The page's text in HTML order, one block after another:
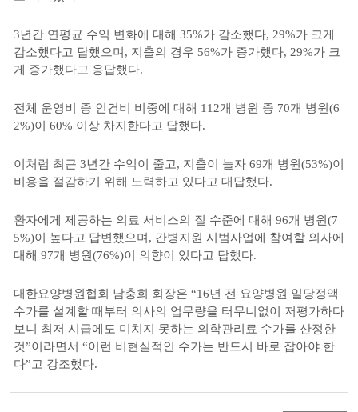
3년간 연평균 수익 변화에 대해 35%가 감소했다, 29%가 크게
감소했다고 답했으며, 지출의 경우 56%가 증가했다, 29%가 크
게 증가했다고 응답했다.
전체 운영비 중 인건비 비중에 대해 112개 병원 중 70개 병원(6
2%)이 60% 이상 차지한다고 답했다.
이처럼 최근 3년간 수익이 줄고, 지출이 늘자 69개 병원(53%)이
비용을 절감하기 위해 노력하고 있다고 대답했다.
환자에게 제공하는 의료 서비스의 질 수준에 대해 96개 병원(7
5%)이 높다고 답변했으며, 간병지원 시범사업에 참여할 의사에
대해 97개 병원(76%)이 의향이 있다고 답했다.
대한요양병원협회 남충희 회장은 “16년 전 요양병원 일당정액
수가를 설계할 때부터 의사의 업무량을 터무니없이 저평가하다
보니 최저 시급에도 미치지 못하는 의학관리료 수가를 산정한
것”이라면서 “이런 비현실적인 수가는 반드시 바로 잡아야 한
다”고 강조했다.